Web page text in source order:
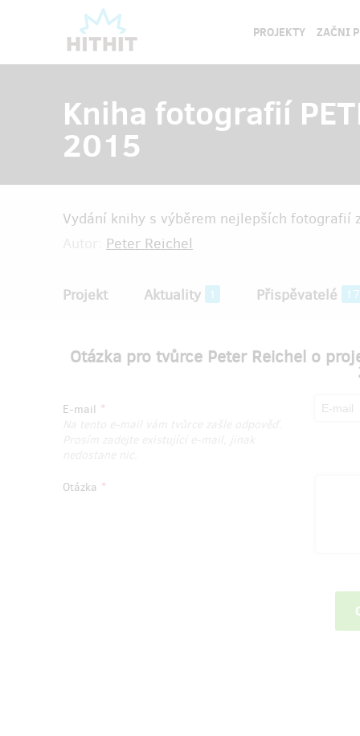
PROJEKTY ZAČNI
Kniha fotografií
2015
Vydání knihy s výběrem nejlepších fotografií
Peter Reichel
Projekt Aktuality 1 Přispěvatelé 17
Otázka pro tvůrce Peter Reichel o
E-mail
Otázka